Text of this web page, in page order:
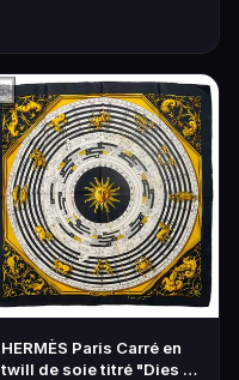
HERMÈS Paris Carré en
twill de soie titré "Dies et